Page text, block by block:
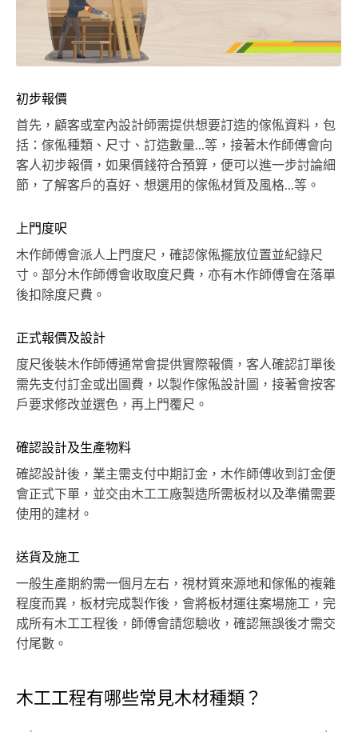
初步報價
首先，顧客或室內設計師需提供想要訂造的傢俬資料，包
括：傢俬種類、尺寸、訂造數量...等，接著木作師傅會向
客人初步報價，如果價錢符合預算，便可以進一步討論細
節，了解客戶的喜好、想選用的傢俬材質及風格...等。
上門度呎
木作師傅會派人上門度尺，確認傢俬擺放位置並紀錄尺
寸。部分木作師傅會收取度尺費，亦有木作師傅會在落單
後扣除度尺費。
正式報價及設計
度尺後裝木作師傅通常會提供實際報價，客人確認訂單後
需先支付訂金或出圖費，以製作傢俬設計圖，接著會按客
戶要求修改並選色，再上門覆尺。
確認設計及生產物料
確認設計後，業主需支付中期訂金，木作師傅收到訂金便
會正式下單，並交由木工工廠製造所需板材以及準備需要
使用的建材。
送貨及施工
一般生產期約需一個月左右，視材質來源地和傢俬的複雜
程度而異，板材完成製作後，會將板材運往案場施工，完
成所有木工工程後，師傅會請您驗收，確認無誤後才需交
付尾數。
木工工程有哪些常見木材種類？